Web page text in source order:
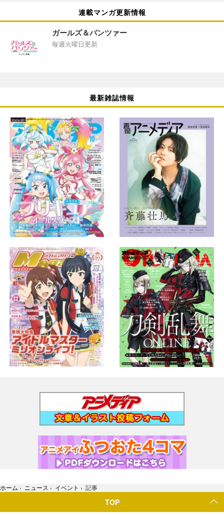
連載マンガ更新情報
ガールズ＆パンツァー
毎週火曜日更新
最新雑誌情報
ホーム › ニュース › イベント › 記事
TOP